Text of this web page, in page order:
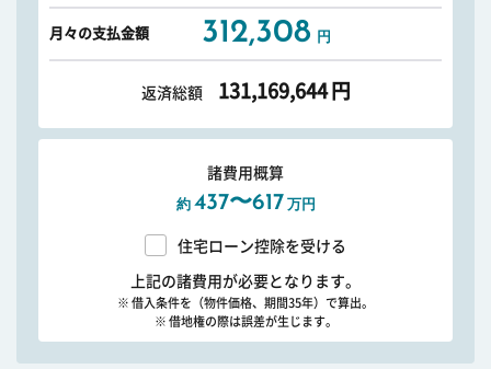
月々の支払金額 312,308 円
返済総額 131,169,644 円
諸費用概算
約 437〜617 万円
住宅ローン控除を受ける
上記の諸費用が必要となります。
※ 借入条件を（物件価格、期間35年）で算出。
※ 借地権の際は誤差が生じます。